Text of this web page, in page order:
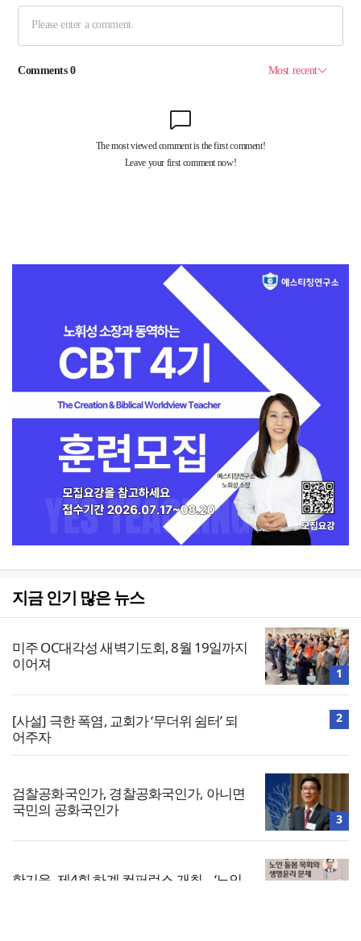
지금 인기 많은 뉴스
미주 OC대각성 새벽기도회, 8월 19일까지
이어져
1
[사설] 극한 폭염, 교회가 ‘무더위 쉼터’ 되
어주자
2
검찰공화국인가, 경찰공화국인가, 아니면
국민의 공화국인가
3
한기윤, 제4회 하계 컨퍼런스 개최… ‘노인